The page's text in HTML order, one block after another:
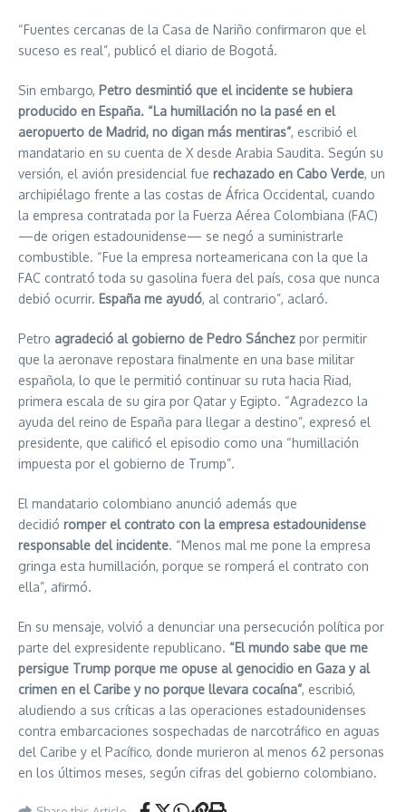
“Fuentes cercanas de la Casa de Nariño confirmaron que el
suceso es real”, publicó el diario de Bogotá.
Sin embargo, Petro desmintió que el incidente se hubiera
producido en España. “La humillación no la pasé en el
aeropuerto de Madrid, no digan más mentiras”, escribió el
mandatario en su cuenta de X desde Arabia Saudita. Según su
versión, el avión presidencial fue rechazado en Cabo Verde, un
archipiélago frente a las costas de África Occidental, cuando
la empresa contratada por la Fuerza Aérea Colombiana (FAC)
—de origen estadounidense— se negó a suministrarle
combustible. “Fue la empresa norteamericana con la que la
FAC contrató toda su gasolina fuera del país, cosa que nunca
debió ocurrir. España me ayudó, al contrario”, aclaró.
Petro agradeció al gobierno de Pedro Sánchez por permitir
que la aeronave repostara finalmente en una base militar
española, lo que le permitió continuar su ruta hacia Riad,
primera escala de su gira por Qatar y Egipto. “Agradezco la
ayuda del reino de España para llegar a destino”, expresó el
presidente, que calificó el episodio como una “humillación
impuesta por el gobierno de Trump”.
El mandatario colombiano anunció además que
decidió romper el contrato con la empresa estadounidense
responsable del incidente. “Menos mal me pone la empresa
gringa esta humillación, porque se romperá el contrato con
ella”, afirmó.
En su mensaje, volvió a denunciar una persecución política por
parte del expresidente republicano. “El mundo sabe que me
persigue Trump porque me opuse al genocidio en Gaza y al
crimen en el Caribe y no porque llevara cocaína”, escribió,
aludiendo a sus críticas a las operaciones estadounidenses
contra embarcaciones sospechadas de narcotráfico en aguas
del Caribe y el Pacífico, donde murieron al menos 62 personas
en los últimos meses, según cifras del gobierno colombiano.